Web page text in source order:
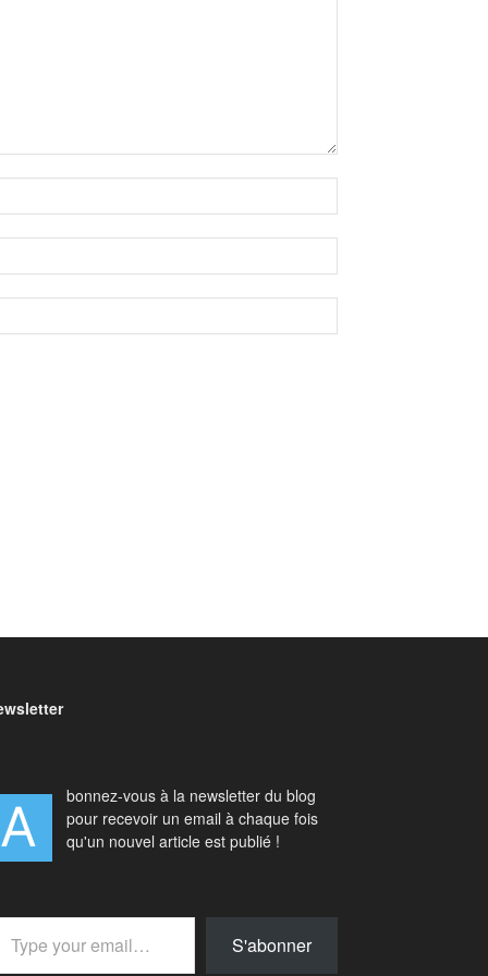
A
bonnez-vous à la newsletter du blog
pour recevoir un email à chaque fois
qu'un nouvel article est publié !
email…
S'abonner